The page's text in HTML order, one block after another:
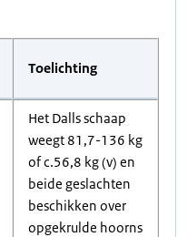
Toelichting
Het Dalls schaap
weegt 81,7-136 kg
of c.56,8 kg (v) en
beide geslachten
beschikken over
opgekrulde hoorns